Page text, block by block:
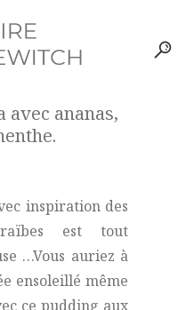
avec ananas,
inspiration des
est tout
…Vous auriez à
ensoleillé même
ce pudding aux